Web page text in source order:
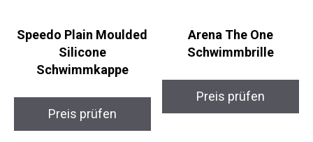
Speedo Plain Moulded
Silicone
Schwimmkappe
Arena The One
Schwimmbrille